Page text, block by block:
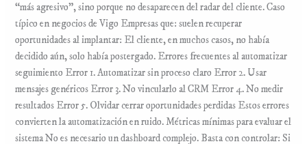
“más agresivo”, sino porque no desaparecen del radar del cliente. Caso
típico en negocios de Vigo Empresas que: suelen recuperar
oportunidades al implantar: El cliente, en muchos casos, no había
decidido aún, solo había postergado. Errores frecuentes al automatizar
seguimiento Error 1. Automatizar sin proceso claro Error 2. Usar
mensajes genéricos Error 3. No vincularlo al CRM Error 4. No medir
resultados Error 5. Olvidar cerrar oportunidades perdidas Estos errores
convierten la automatización en ruido. Métricas mínimas para evaluar el
sistema No es necesario un dashboard complejo. Basta con controlar: Si